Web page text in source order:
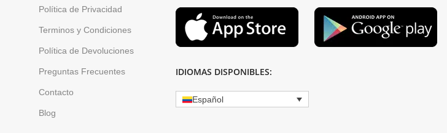
Política de Privacidad
Terminos y Condiciones
Política de Devoluciones
Preguntas Frecuentes
Contacto
Blog
IDIOMAS DISPONIBLES:
Español